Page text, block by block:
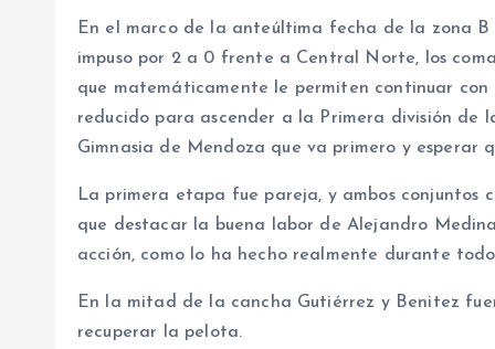
En el marco de la anteúltima fecha de la zona
impuso por 2 a 0 frente a Central Norte, los
que matemáticamente le permiten continuar con
reducido para ascender a la Primera división
Gimnasia de Mendoza que va primero y esperar
La primera etapa fue pareja, y ambos conjuntos
que destacar la buena labor de Alejandro
acción, como lo ha hecho realmente durante
En la mitad de la cancha Gutiérrez y Benitez
recuperar la pelota.